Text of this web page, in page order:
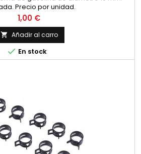
Precio por unidad.
Precio
1,00 €
 Añadir al carro
 En stock